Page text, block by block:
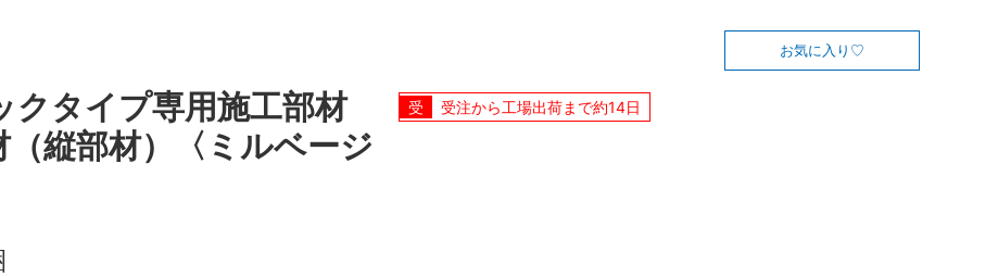
タイプ専用施工部材
縦部材）〈ミルベージ
お気に入り
受注から工場出荷まで約14日